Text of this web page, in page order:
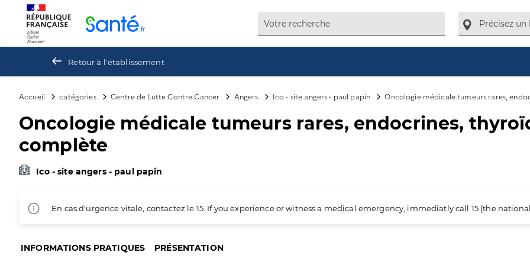
Retour à l'établissement
Accueil catégories Centre de Lutte Contre Cancer Angers Ico - site angers - paul papin Oncologie médicale tumeurs rares,
Oncologie médicale tumeurs rares, endocrines,
complète
Ico - site angers - paul papin
En cas d'urgence vitale, contactez le 15. If you experience or witness a medical emergency, immediatly call 15 (the
INFORMATIONS PRATIQUES PRÉSENTATION
Panneau de gestion des cookies